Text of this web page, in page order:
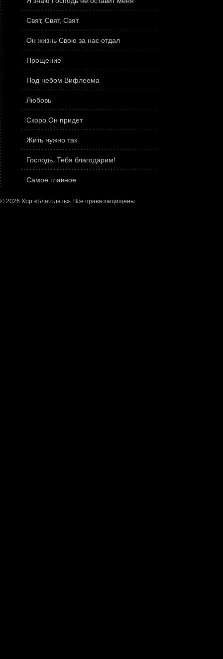
Свят, Свят, Свят
Он жизнь Свою за нас отдал
Прощение
Под небом Вифлеема
Любовь
Скоро Он придет
Жить нужно так
Господь, Тебя благодарим!
Самое главное
© 2026 Хор «Благодать». Все права защищены.